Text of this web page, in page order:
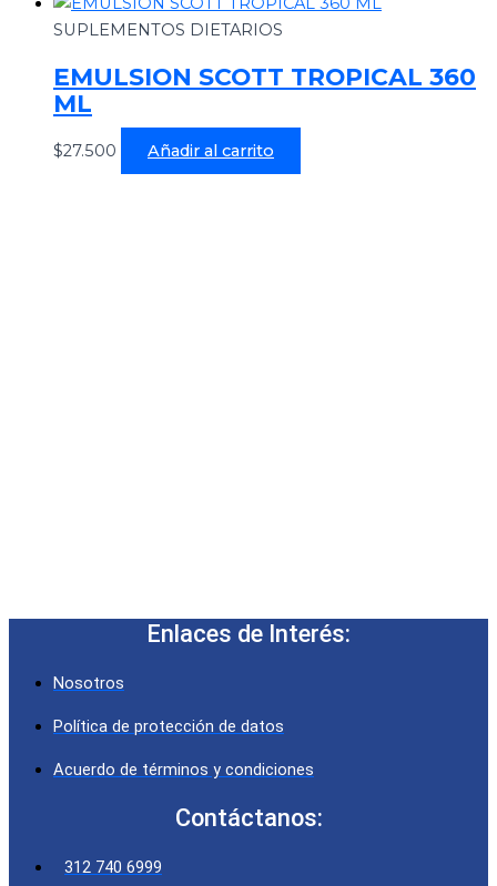
SUPLEMENTOS DIETARIOS
EMULSION SCOTT TROPICAL 360
ML
$27.500 Añadir al carrito
Enlaces de Interés:
Nosotros
Política de protección de datos
Acuerdo de términos y condiciones
Contáctanos:
312 740 6999